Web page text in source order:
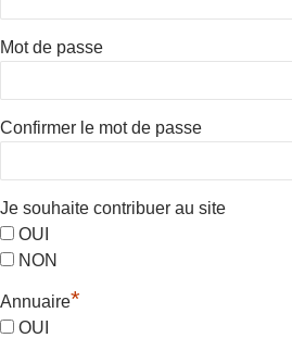
Mot de passe
Confirmer le mot de passe
Je souhaite contribuer au site
OUI
NON
Annuaire*
OUI